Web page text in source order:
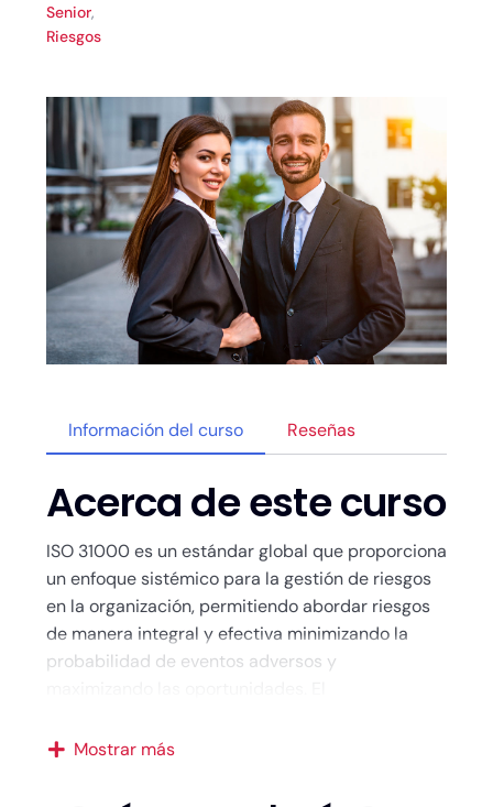
Senior,
Riesgos
Información del curso Reseñas
Acerca de este curso
ISO 31000 es un estándar global que proporciona
un enfoque sistémico para la gestión de riesgos
en la organización, permitiendo abordar riesgos
de manera integral y efectiva minimizando la
probabilidad de eventos adversos y
31000 le facilitará desarrollar destrezas y
correcta interpretación, el establecimiento del
Mostrar más